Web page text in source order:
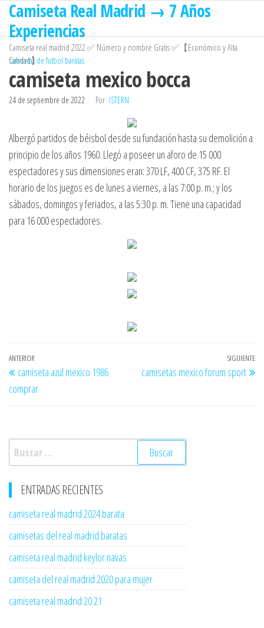
Saltar
contenido
Camiseta Real Madrid → 7 Años
Experiencias
Camiseta real madrid 2022 ✅ Número y nombre Gratis ✅【Económico y Alta
Calidad】
camisetas de futbol baratas
camiseta mexico bocca
24 de septiembre de 2022 Por ISTERN
Albergó partidos de béisbol desde su fundación hasta su demolición a
principio de los años 1960. Llegó a poseer un aforo de 15 000
espectadores y sus dimensiones eran: 370 LF, 400 CF, 375 RF. El
horario de los juegos es de lunes a viernes, a las 7:00 p. m.; y los
sábados, domingos y feriados, a las 5:30 p. m. Tiene una capacidad
para 16 000 espectadores.
Navegación
de
entradas
Entrada
anterior
ANTERIOR
camiseta azul mexico 1986
comprar
SIGUIENTE
camisetas mexico forum sport
Buscar:
ENTRADAS RECIENTES
camiseta real madrid 2024 barata
camisetas del real madrid baratas
camiseta real madrid keylor navas
camiseta del real madrid 2020 para mujer
camiseta real madrid 20 21